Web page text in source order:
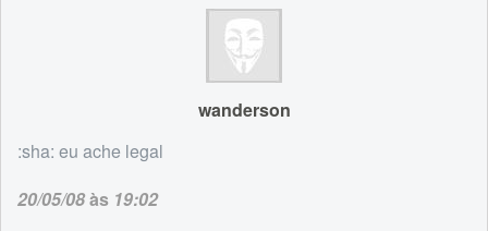
wanderson
:sha: eu ache legal
20/05/08às 19:02